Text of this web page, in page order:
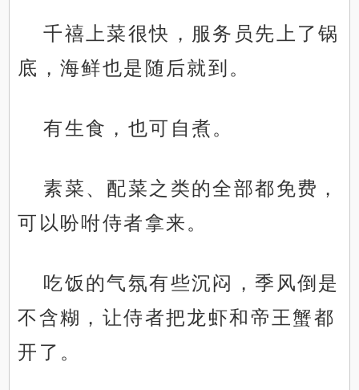
千禧上菜很快，服务员先上了锅
底，海鲜也是随后就到。
有生食，也可自煮。
素菜、配菜之类的全部都免费，
可以吩咐侍者拿来。
吃饭的气氛有些沉闷，季风倒是
不含糊，让侍者把龙虾和帝王蟹都
开了。